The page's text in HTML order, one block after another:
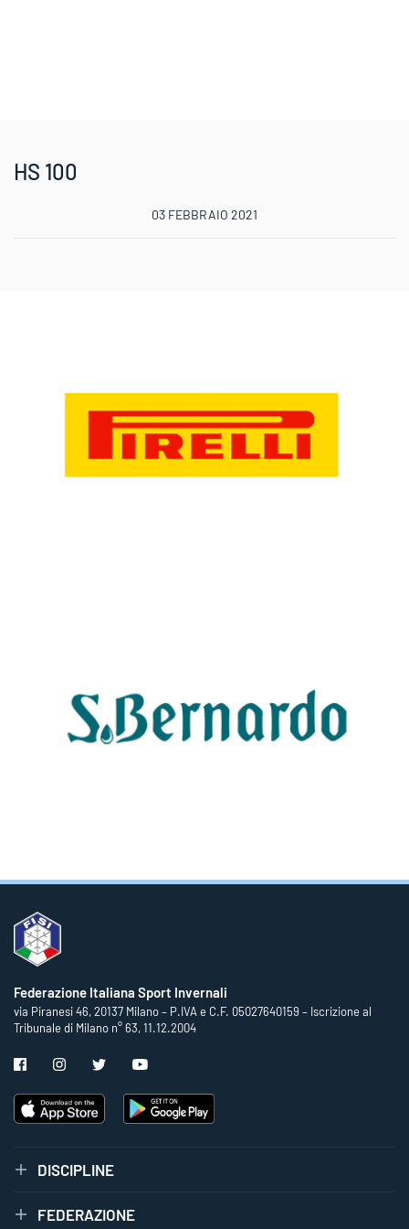
HS 100
03 FEBBRAIO 2021
Federazione Italiana Sport Invernali
via Piranesi 46, 20137 Milano – P.IVA e C.F. 05027640159 – Iscrizione al
Tribunale di Milano n° 63, 11.12.2004
DISCIPLINE
FEDERAZIONE